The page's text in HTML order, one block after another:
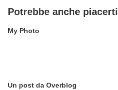
Potrebbe anche piacerti
My Photo
Un post da Overblog